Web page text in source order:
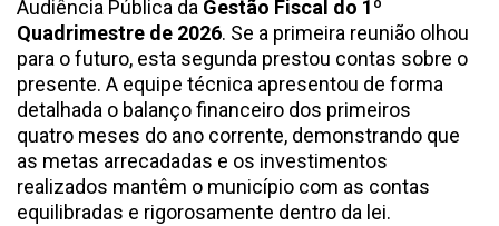
Audiência Pública da Gestão Fiscal do 1º
Quadrimestre de 2026. Se a primeira reunião olhou
para o futuro, esta segunda prestou contas sobre o
presente. A equipe técnica apresentou de forma
detalhada o balanço financeiro dos primeiros
quatro meses do ano corrente, demonstrando que
as metas arrecadadas e os investimentos
realizados mantêm o município com as contas
equilibradas e rigorosamente dentro da lei.